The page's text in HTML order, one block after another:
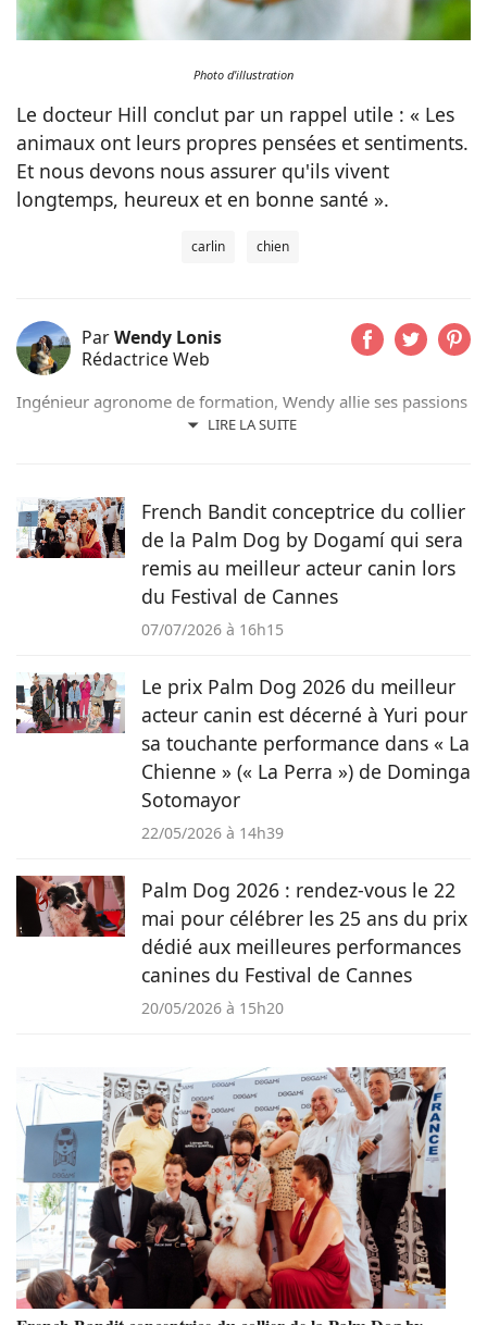
Photo d'illustration
Le docteur Hill conclut par un rappel utile : « Les
animaux ont leurs propres pensées et sentiments.
Et nous devons nous assurer qu'ils vivent
longtemps, heureux et en bonne santé ».
carlin chien
ParWendy Lonis
Rédactrice Web
LIRE LA SUITE
Ingénieur agronome de formation, Wendy allie ses passions
pour les mots et les animaux en écrivant pour Pets-dating.
australien, des poules et même des pigeons voyageurs !
French Bandit conceptrice du collier
de la Palm Dog by Dogamí qui sera
remis au meilleur acteur canin lors
du Festival de Cannes
07/07/2026 à 16h15
Le prix Palm Dog 2026 du meilleur
acteur canin est décerné à Yuri pour
sa touchante performance dans « La
Chienne » (« La Perra ») de Dominga
Sotomayor
22/05/2026 à 14h39
Palm Dog 2026 : rendez-vous le 22
mai pour célébrer les 25 ans du prix
dédié aux meilleures performances
canines du Festival de Cannes
20/05/2026 à 15h20